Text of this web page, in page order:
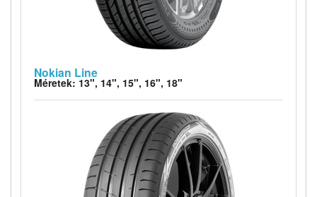
Nokian Line
Méretek: 13", 14", 15", 16", 18"